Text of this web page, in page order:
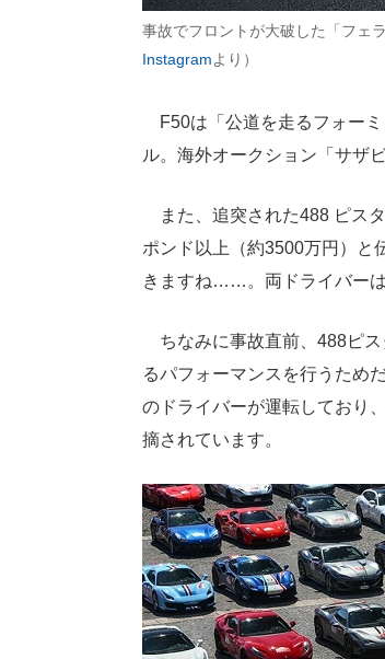
事故でフロントが大破した「フェ
Instagramより）
F50は「公道を走るフォーミ
ル。海外オークション「サザ
また、追突された488 ピス
ポンド以上（約3500万円）と
きますね……。両ドライバーは
ちなみに事故直前、488ピス
るパフォーマンスを行うため
のドライバーが運転しており
摘されています。